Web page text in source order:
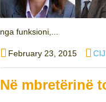
nga funksioni,...
Posted
on
February 23, 2015
Në mbretërinë